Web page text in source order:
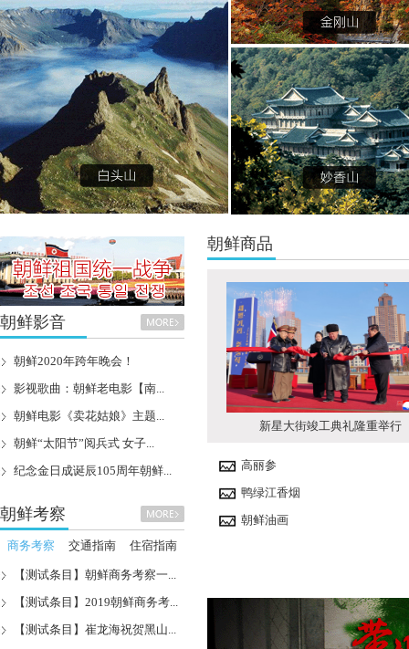
朝鲜影音
朝鲜2020年跨年晚会！
影视歌曲：朝鲜老电影【南...
朝鲜电影《卖花姑娘》主题...
朝鲜“太阳节”阅兵式 女子...
纪念金日成诞辰105周年朝鲜...
朝鲜考察
商务考察 交通指南 住宿指南
【测试条目】朝鲜商务考察一...
【测试条目】2019朝鲜商务考...
【测试条目】崔龙海祝贺黑山...
朝鲜商品
新星大街竣工典礼隆重举行
高丽参
鸭绿江香烟
朝鲜油画